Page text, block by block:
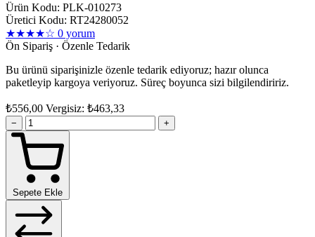
Ürün Kodu: PLK-010273
Üretici Kodu: RT24280052
★★★★☆ 0 yorum
Ön Sipariş · Özenle Tedarik
Bu ürünü siparişinizle özenle tedarik ediyoruz; hazır olunca
paketleyip kargoya veriyoruz. Süreç boyunca sizi bilgilendiririz.
₺556,00 Vergisiz: ₺463,33
− +
Sepete Ekle